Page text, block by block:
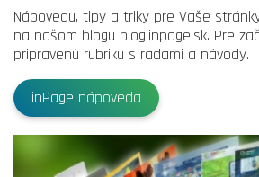
Nápovedu, tipy a triky pre Vaše
na našom blogu blog.inpage.sk. Pre
pripravenú rubriku s radami a návody.
inPage nápoveda